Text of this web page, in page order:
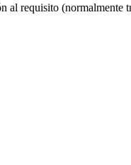
requisito